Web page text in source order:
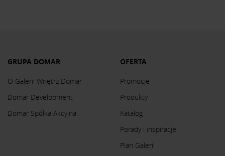
GRUPA DOMAR
O Galerii Wnętrz Domar
Domar Development
Domar Spółka Akcyjna
OFERTA
Promocje
Produkty
Katalog
Porady i inspiracje
Plan Galerii